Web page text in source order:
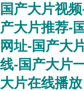
国产大片视
产大片推荐-
网址-国产大
线-国产大片
大片在线播放